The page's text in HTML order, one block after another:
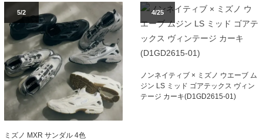
5/2
ミズノ MXR サンダル 4色
4/25
ノンネイティブ × ミズノ ウエーブ ム
ジン LS ミッド ゴアテックス ヴィン
テージ カーキ(D1GD2615-01)